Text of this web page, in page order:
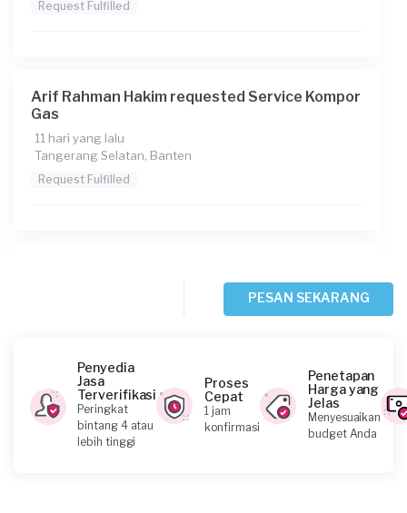
Request Fulfilled
Arif Rahman Hakim requested Service Kompor
Gas
11 hari yang lalu
Tangerang Selatan, Banten
Request Fulfilled
Amin requested Service Kompor Gas
11 hari yang lalu
PESAN SEKARANG
Penyedia
Jasa
Terverifikasi
Peringkat
bintang 4 atau
lebih tinggi
Proses
Cepat
1 jam
konfirmasi
Penetapan
Harga yang
Jelas
Menyesuaikan
budget Anda